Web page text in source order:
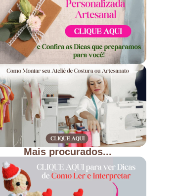
Mais procurados...